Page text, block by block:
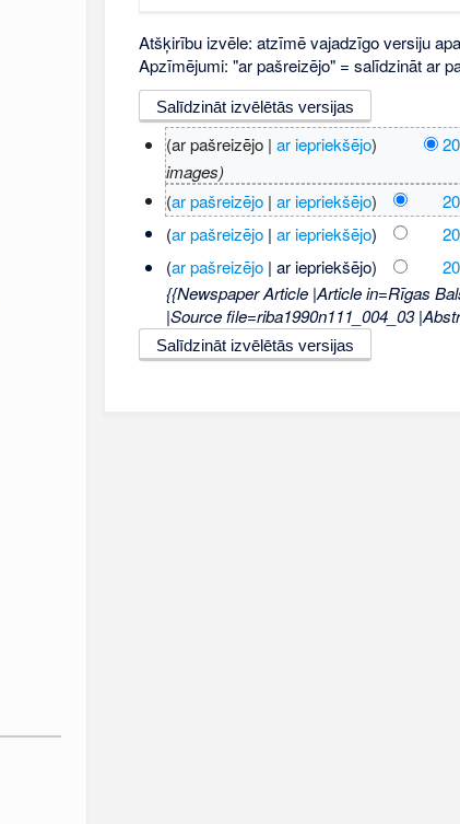
Atšķirību izvēle: atzīmē vajadzīgo versiju
Apzīmējumi: "ar pašreizējo" = salīdzināt ar
(ar pašreizējo | ar iepriekšējo)
images)
(ar pašreizējo| ar iepriekšējo)
(ar pašreizējo| ar iepriekšējo)
(ar pašreizējo| ar iepriekšējo)
{{Newspaper Article |Article in=Rīgas
|Source file=riba1990n111_004_03